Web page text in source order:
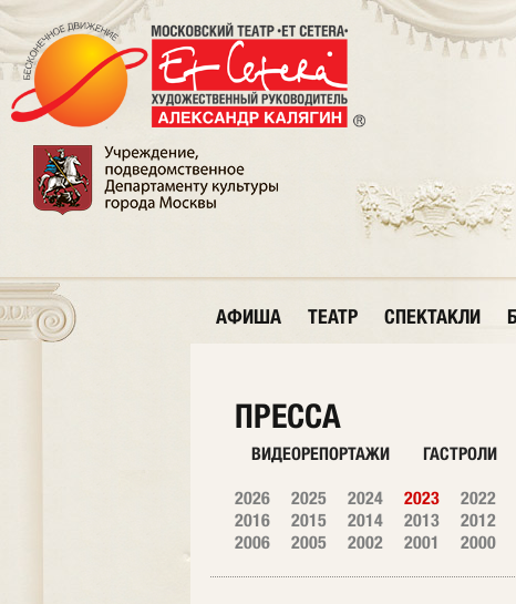
АФИША ТЕАТР СПЕКТАКЛИ
ПРЕССА
ВИДЕОРЕПОРТАЖИ ГАСТРОЛИ
2026 2025 2024 2023 2022
2016
2015 2014 2013 2012
2006
2005 2002 2001 2000